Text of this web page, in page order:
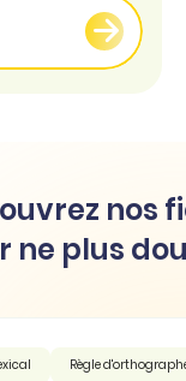
nos
ne plus
Règle